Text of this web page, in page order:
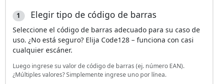
1 Elegir tipo de código de barras
Seleccione el código de barras adecuado para su caso de
uso. ¿No está seguro? Elija Code128 – funciona con casi
cualquier escáner.
Luego ingrese su valor de código de barras (ej. número EAN).
¿Múltiples valores? Simplemente ingrese uno por línea.